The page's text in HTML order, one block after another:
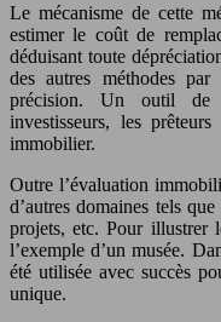
Le mécanisme de cette
estimer le coût de
déduisant toute
des autres méthodes
précision. Un outil de
investisseurs, les
immobilier.
Outre l’évaluation
d’autres domaines tels
projets, etc. Pour illustrer
l’exemple d’un musée.
été utilisée avec succès
unique.